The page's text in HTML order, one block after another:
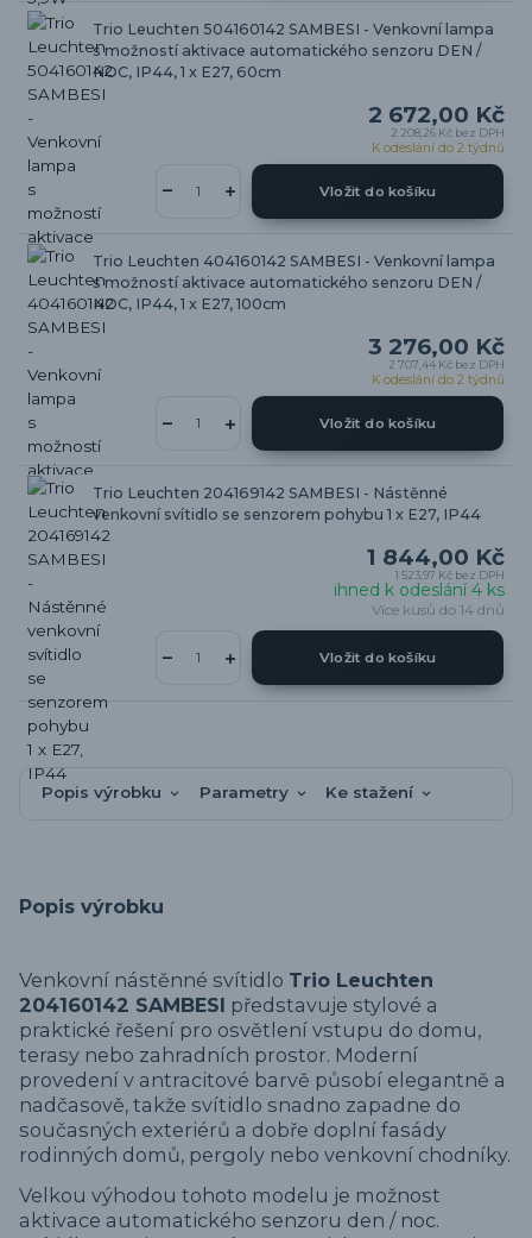
Trio Leuchten 504160142 SAMBESI - Venkovní lampa
s možností aktivace automatického senzoru DEN /
NOC, IP44, 1 x E27, 60cm
2 672,00 Kč
2 208,26 Kč bez DPH
K odeslání do 2 týdnů
Vložit do košíku
Trio Leuchten 404160142 SAMBESI - Venkovní lampa
s možností aktivace automatického senzoru DEN /
NOC, IP44, 1 x E27, 100cm
3 276,00 Kč
2 707,44 Kč bez DPH
K odeslání do 2 týdnů
Vložit do košíku
Trio Leuchten 204169142 SAMBESI - Nástěnné
venkovní svítidlo se senzorem pohybu 1 x E27, IP44
1 844,00 Kč
1 523,97 Kč bez DPH
ihned k odeslání 4 ks
Více kusů do 14 dnů
Vložit do košíku
Popis výrobku Parametry Ke stažení
Popis výrobku
Venkovní nástěnné svítidlo Trio Leuchten
204160142 SAMBESI představuje stylové a
praktické řešení pro osvětlení vstupu do domu,
terasy nebo zahradních prostor. Moderní
provedení v antracitové barvě působí elegantně a
nadčasově, takže svítidlo snadno zapadne do
současných exteriérů a dobře doplní fasády
rodinných domů, pergoly nebo venkovní chodníky.
Velkou výhodou tohoto modelu je možnost
aktivace automatického senzoru den / noc.